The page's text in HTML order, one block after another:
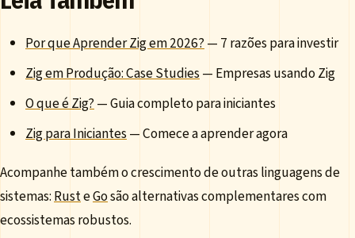
Por que Aprender Zig em 2026?— 7 razões para investir
Zig em Produção: Case Studies— Empresas usando Zig
O que é Zig?— Guia completo para iniciantes
Zig para Iniciantes— Comece a aprender agora
Acompanhe também o crescimento de outras linguagens de
sistemas: RusteGosão alternativas complementares com
ecossistemas robustos.